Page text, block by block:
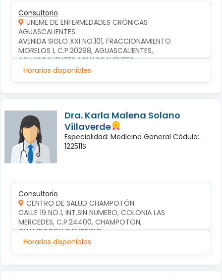
Consultorio
UNEME DE ENFERMEDADES CRÓNICAS
AGUASCALIENTES
AVENIDA SIGLO XXI NO.101, FRACCIONAMIENTO
MORELOS I, C.P.20298, AGUASCALIENTES,
AGUASCALIENTES,AGUASCALIENTES
Horarios disponibles
Dra. Karla Malena Solano
Villaverde
Especialidad: Medicina General Cédula:
122511S
Consultorio
CENTRO DE SALUD CHAMPOTÓN
CALLE 19 NO.1, INT.SIN NUMERO, COLONIA LAS
MERCEDES, C.P.24400, CHAMPOTON,
CHAMPOTON,CAMPECHE
Horarios disponibles